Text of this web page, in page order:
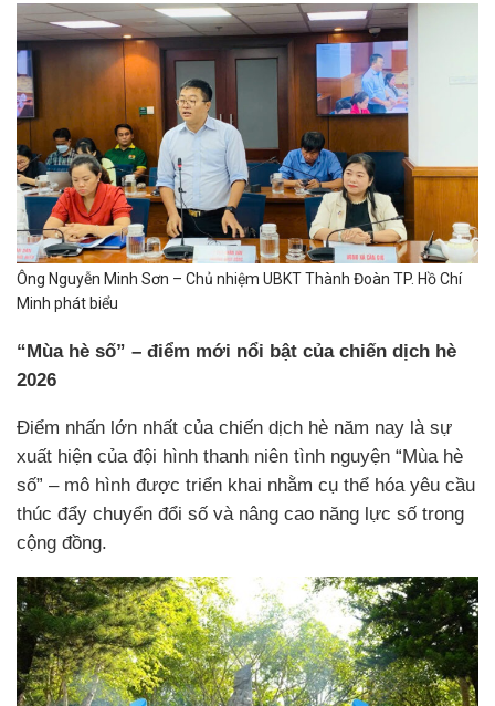
Ông Nguyễn Minh Sơn – Chủ nhiệm UBKT Thành Đoàn TP. Hồ Chí
Minh phát biểu
“Mùa hè số” – điểm mới nổi bật của chiến dịch hè
2026
Điểm nhấn lớn nhất của chiến dịch hè năm nay là sự
xuất hiện của đội hình thanh niên tình nguyện “Mùa hè
số” – mô hình được triển khai nhằm cụ thể hóa yêu cầu
thúc đẩy chuyển đổi số và nâng cao năng lực số trong
cộng đồng.